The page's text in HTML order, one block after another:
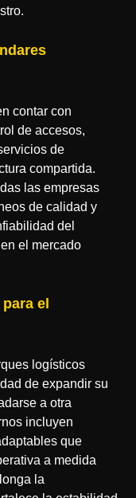
contar con
de accesos,
de
compartida.
las empresas
de calidad y
del
el mercado
el
logísticos
de expandir su
a otra
incluyen
que
a medida
la